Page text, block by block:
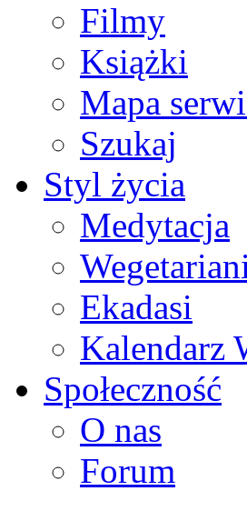
Filmy
Książki
Mapa
Szukaj
Styl życia
Medytacja
Ekadasi
Kalendarz
Społeczność
O nas
Forum